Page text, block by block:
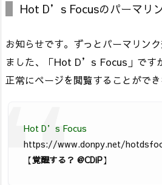
Hot D’s Focusのパーマリ
お知らせです。ずっとパーマリン
ました、「Hot D’s Focus」です
正常にページを閲覧することができ
Hot D’s Focus
https://www.donpy.net/
【覚醒する？ @CDiP】